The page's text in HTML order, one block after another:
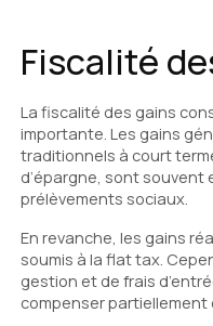
Fiscalité
La fiscalité des gains
importante. Les gains
traditionnels à court
d’épargne, sont souvent
prélèvements sociaux.
En revanche, les gains
soumis à la flat tax.
gestion et de frais
compenser